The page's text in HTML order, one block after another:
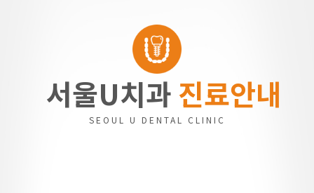
서울U치과 진료안내
SEOUL U DENTAL CLINIC